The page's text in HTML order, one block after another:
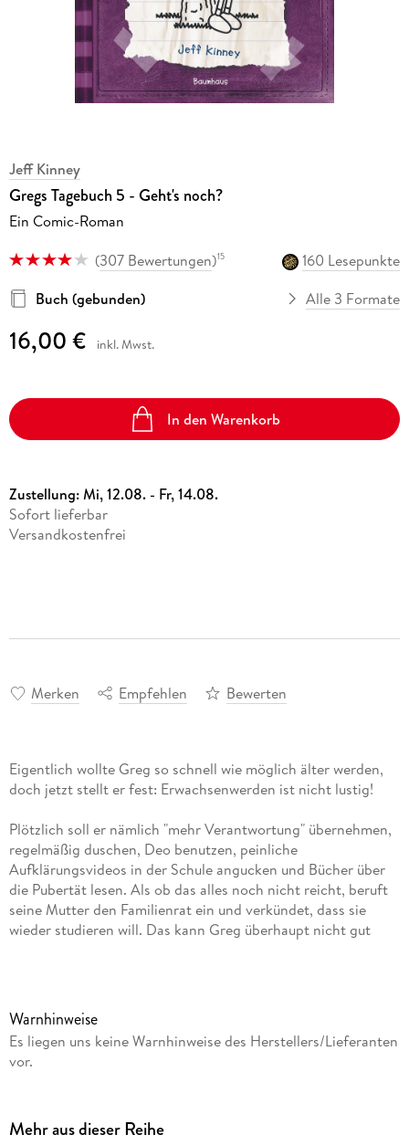
Jeff Kinney
Gregs Tagebuch 5 - Geht's noch?
Ein Comic-Roman
(307 Bewertungen)15
160 Lesepunkte
Buch (gebunden)
Alle 3 Formate
16,00 € inkl. Mwst.
In den Warenkorb
Zustellung:Mi, 12.08. - Fr, 14.08.
Sofort lieferbar
Versandkostenfrei
Merken Empfehlen Bewerten
Eigentlich wollte Greg so schnell wie möglich älter werden,
doch jetzt stellt er fest: Erwachsenwerden ist nicht lustig!
Plötzlich soll er nämlich "mehr Verantwortung" übernehmen,
regelmäßig duschen, Deo benutzen, peinliche
Aufklärungsvideos in der Schule angucken und Bücher über
die Pubertät lesen. Als ob das alles noch nicht reicht, beruft
seine Mutter den Familienrat ein und verkündet, dass sie
wieder studieren will. Das kann Greg überhaupt nicht gut
Vielleicht sogar seine Wäsche selbst waschen und all die
Arbeiten im Haushalt übernehmen?
Warum nur ist das Leben eines Heranwachsenden so hart,
Ei aufpassen zu müssen...
Warnhinweise
Es liegen uns keine Warnhinweise des Herstellers/Lieferanten
vor.
Mehr aus dieser Reihe